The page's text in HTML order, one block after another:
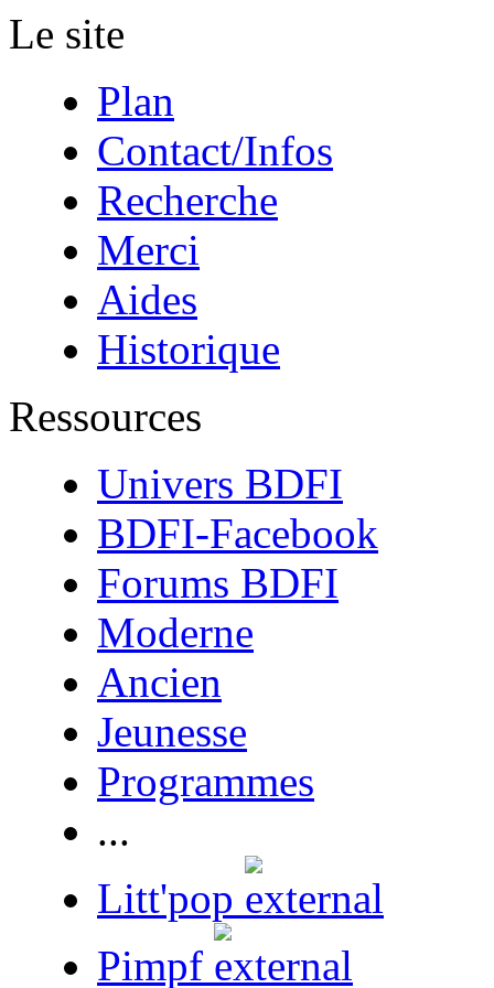
Le site
Plan
Contact/Infos
Recherche
Merci
Aides
Historique
Ressources
Univers BDFI
BDFI-Facebook
Forums BDFI
Moderne
Ancien
Jeunesse
Programmes
...
Litt'pop
Pimpf